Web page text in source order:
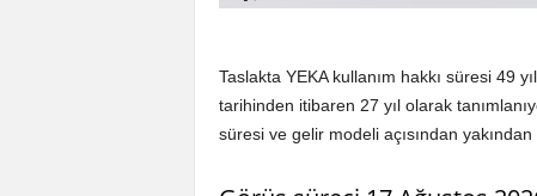
Taslakta YEKA kullanım hakkı süresi 49
tarihinden itibaren 27 yıl olarak
süresi ve gelir modeli açısından